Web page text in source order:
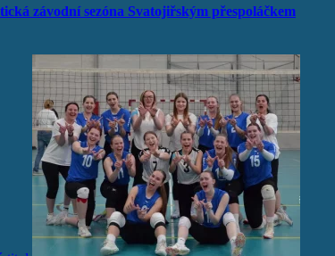
závodní sezóna Svatojiřským přespoláčkem